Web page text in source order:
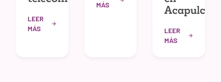
LEER
MÁS
MÁS
Acapulco
LEER
MÁS